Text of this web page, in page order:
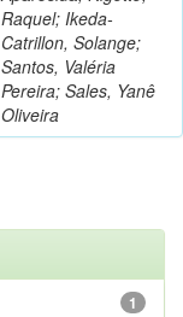
Raquel; Ikeda-
Catrillon, Solange;
Santos, Valéria
Pereira; Sales, Yanê
Oliveira
1